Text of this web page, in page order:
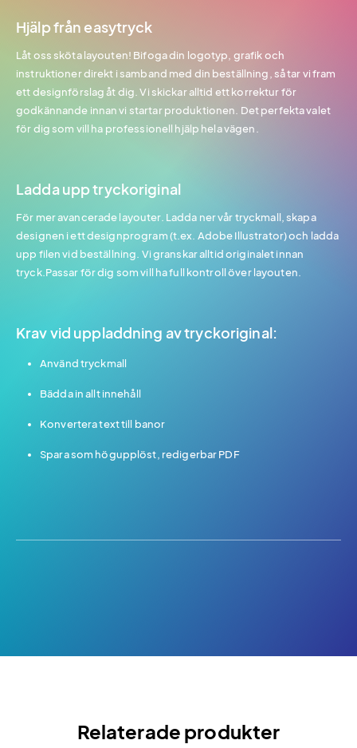
Hjälp från easytryck
Låt oss sköta layouten! Bifoga din logotyp, grafik och
instruktioner direkt i samband med din beställning, så tar vi fram
ett designförslag åt dig. Vi skickar alltid ett korrektur för
godkännande innan vi startar produktionen. Det perfekta valet
för dig som vill ha professionell hjälp hela vägen.
Ladda upp tryckoriginal
För mer avancerade layouter. Ladda ner vår tryckmall, skapa
designen i ett designprogram (t.ex. Adobe Illustrator) och ladda
upp filen vid beställning. Vi granskar alltid originalet innan
tryck.Passar för dig som vill ha full kontroll över layouten.
Krav vid uppladdning av tryckoriginal:
Använd tryckmall
Bädda in allt innehåll
Konvertera text till banor
Spara som högupplöst, redigerbar PDF
Relaterade produkter